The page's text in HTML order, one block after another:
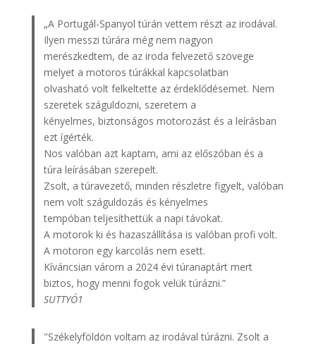
„A Portugál-Spanyol túrán vettem részt az irodával.
Ilyen messzi túrára még nem nagyon
merészkedtem, de az iroda felvezető szövege
melyet a motoros túrákkal kapcsolatban
olvasható volt felkeltette az érdeklődésemet. Nem
szeretek száguldozni, szeretem a
kényelmes, biztonságos motorozást és a leírásban
ezt ígérték.
Nos valóban azt kaptam, ami az előszóban és a
túra leírásában szerepelt.
Zsolt, a túravezető, minden részletre figyelt, valóban
nem volt száguldozás és kényelmes
tempóban teljesíthettük a napi távokat.
A motorok ki és hazaszállítása is valóban profi volt.
A motoron egy karcolás nem esett.
Kíváncsian várom a 2024 évi túranaptárt mert
biztos, hogy menni fogok velük túrázni.”
SUTTYÓ1
"Székelyföldön voltam az irodával túrázni. Zsolt a